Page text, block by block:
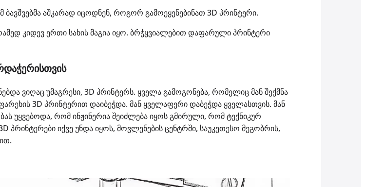
ბავშვებმა აშკარად იცოდნენ, როგორ გამოეყენებინათ 3D პრინტერი.
კიდევ ერთი სახის მაგია იყო. ბრჭყვიალებით დაფარული პრინტერი
ვიღაც უმაგრესი, 3D პრინტერს. ყველა გამოგონება, რომელიც მან შექმნა
3D პრინტერით დაიბეჭდა. მან ყველაფერი დაბეჭდა ყველასთვის. მან
უყვებოდა, რომ ინჟინერია შეიძლება იყოს გმირული, რომ ტექნიკურ
პრინტერები იქვე უნდა იყოს, მოვლენების ცენტრში, საუკეთესო მეგობრის,